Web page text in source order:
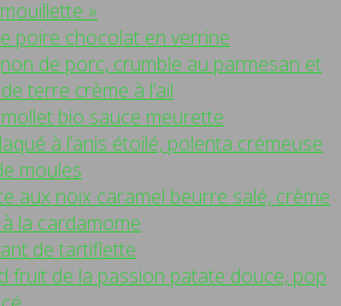
»
poire chocolat en verrine
de porc, crumble au parmesan et
terre crème à l’ail
bio sauce meurette
à l’anis étoilé, polenta crémeuse
moules
aux noix caramel beurre salé, crème
la cardamome
de tartiflette
fruit de la passion patate douce, pop